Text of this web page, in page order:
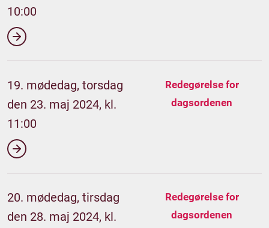
10:00
19. mødedag, torsdag
den 23. maj 2024, kl.
11:00
Redegørelse for
dagsordenen
20. mødedag, tirsdag
den 28. maj 2024, kl.
Redegørelse for
dagsordenen